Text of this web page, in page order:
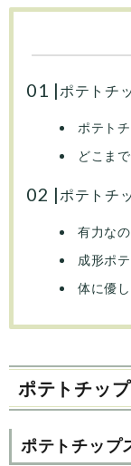
ポテトチ
ポテト
どこま
ポテトチ
有力な
成形ポ
体に優
ポテトチッ
ポテトチップ